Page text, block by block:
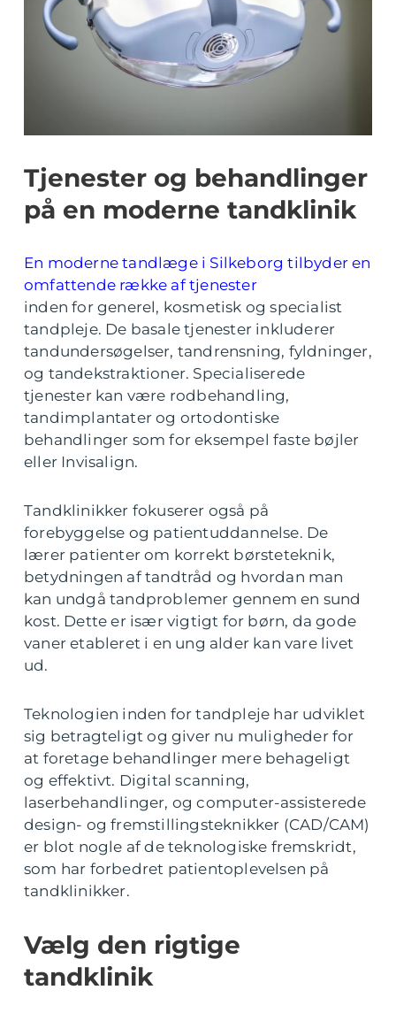
Tjenester og behandlinger
på en moderne tandklinik
En moderne tandlæge i Silkeborg tilbyder en
omfattende række af tjenester
inden for generel, kosmetisk og specialist
tandpleje. De basale tjenester inkluderer
tandundersøgelser, tandrensning, fyldninger,
og tandekstraktioner. Specialiserede
tjenester kan være rodbehandling,
tandimplantater og ortodontiske
behandlinger som for eksempel faste bøjler
eller Invisalign.
Tandklinikker fokuserer også på
forebyggelse og patientuddannelse. De
lærer patienter om korrekt børsteteknik,
betydningen af tandtråd og hvordan man
kan undgå tandproblemer gennem en sund
kost. Dette er især vigtigt for børn, da gode
vaner etableret i en ung alder kan vare livet
ud.
Teknologien inden for tandpleje har udviklet
sig betragteligt og giver nu muligheder for
at foretage behandlinger mere behageligt
og effektivt. Digital scanning,
laserbehandlinger, og computer-assisterede
design- og fremstillingsteknikker (CAD/CAM)
er blot nogle af de teknologiske fremskridt,
som har forbedret patientoplevelsen på
tandklinikker.
Vælg den rigtige
tandklinik